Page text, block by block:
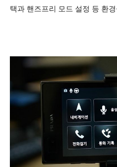
택과 핸즈프리 모드 설정 등 환